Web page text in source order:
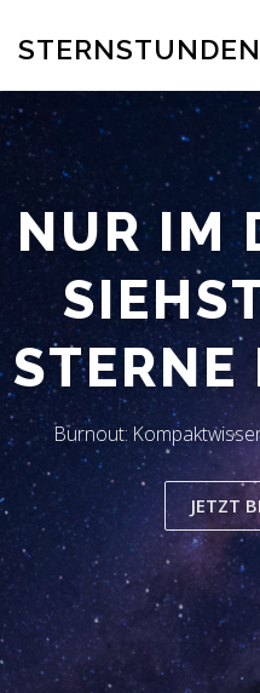
springen
STERNSTUNDEN
AUTOR EINBLICK INS
REZENSION BLOG
NUR IM
Burnout:
JETZT